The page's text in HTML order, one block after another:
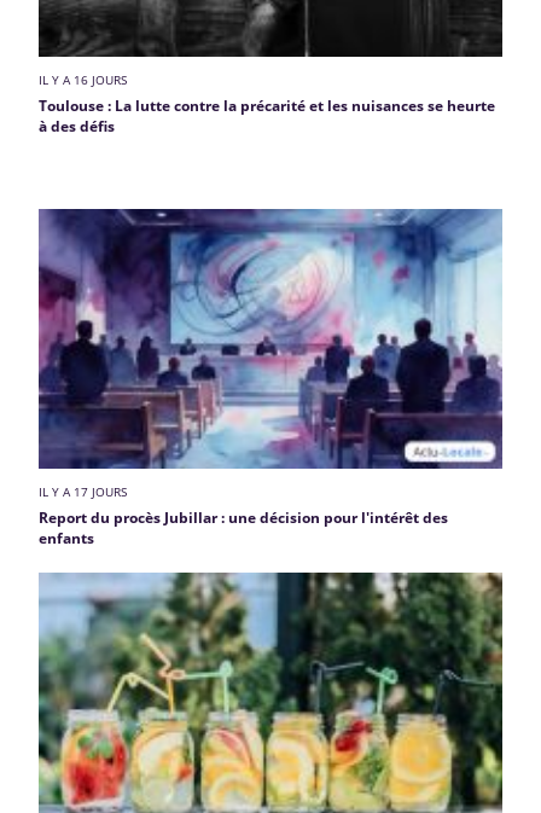
IL Y A 16 JOURS
Toulouse : La lutte contre la précarité et les nuisances se heurte
à des défis
IL Y A 17 JOURS
Report du procès Jubillar : une décision pour l'intérêt des
enfants